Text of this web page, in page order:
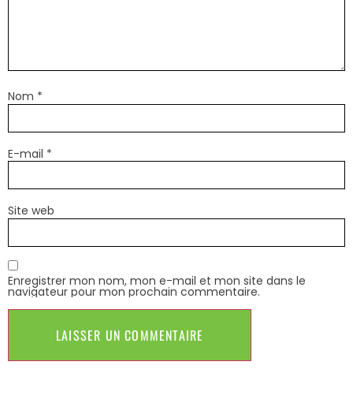
Nom *
E-mail *
Site web
Enregistrer mon nom, mon e-mail et mon site dans le
navigateur pour mon prochain commentaire.